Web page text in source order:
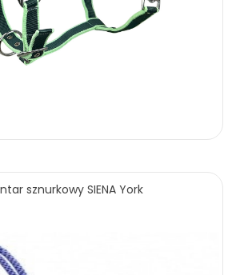
sznurkowy SIENA York